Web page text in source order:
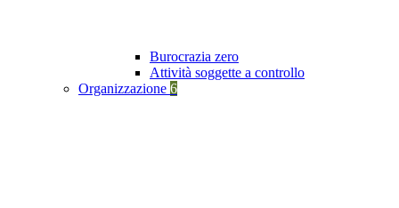
Burocrazia zero
Attività soggette a controllo
Organizzazione 6